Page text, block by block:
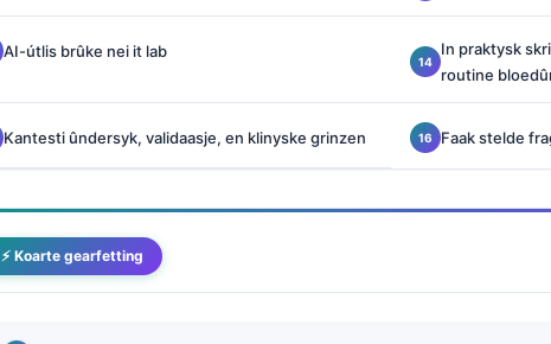
AI-útlis brûke nei it lab
In praktysk
routine
Kantesti ûndersyk, validaasje, en klinyske grinzen Faak stelde
⚡ Koarte gearfetting